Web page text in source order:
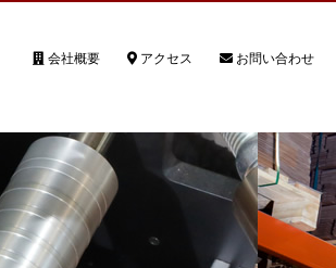
会社概要 アクセス お問い合わせ